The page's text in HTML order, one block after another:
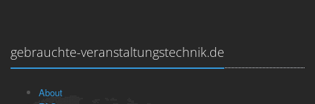
gebrauchte-veranstaltungstechnik.de
About